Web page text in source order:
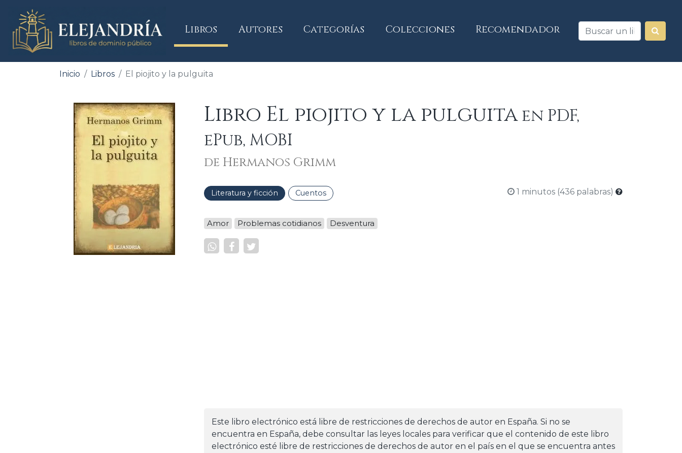
Libros(current)
Autores Categorías Colecciones Recomendador
Inicio Libros El piojito y la pulguita
Libro El piojito y la pulguitaen PDF,
ePub, MOBI
de Hermanos Grimm
Literatura y ficción Cuentos 1 minutos (436 palabras)
Amor Problemas cotidianos Desventura
Este libro electrónico está libre de restricciones de derechos de autor en España. Si no se
encuentra en España, debe consultar las leyes locales para verificar que el contenido de este libro
electrónico esté libre de restricciones de derechos de autor en el país en el que se encuentra antes